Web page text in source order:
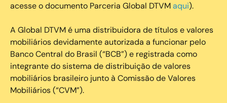
acesse o documento Parceria Global DTVMaqui).
A Global DTVM é uma distribuidora de títulos e valores
mobiliários devidamente autorizada a funcionar pelo
Banco Central do Brasil (“BCB”) e registrada como
integrante do sistema de distribuição de valores
mobiliários brasileiro junto à Comissão de Valores
Mobiliários (“CVM”).